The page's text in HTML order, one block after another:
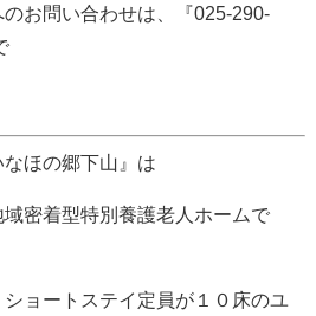
お問い合わせは、『025-290-
なほの郷下山』は
密着型特別養護老人ホームで
ョートステイ定員が１０床のユ